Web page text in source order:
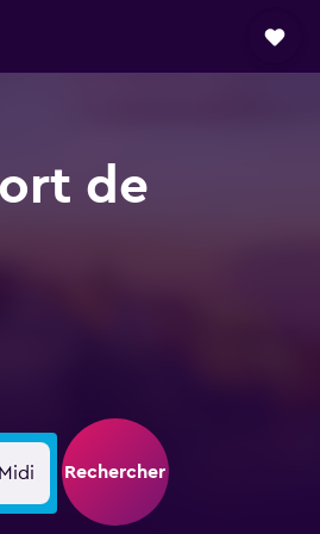
de
Midi Rechercher